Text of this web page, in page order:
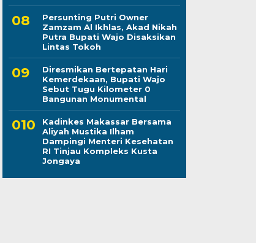
Persunting Putri Owner
Zamzam Al Ikhlas, Akad Nikah
Putra Bupati Wajo Disaksikan
Lintas Tokoh
Diresmikan Bertepatan Hari
Kemerdekaan, Bupati Wajo
Sebut Tugu Kilometer 0
Bangunan Monumental
Kadinkes Makassar Bersama
Aliyah Mustika Ilham
Dampingi Menteri Kesehatan
RI Tinjau Kompleks Kusta
Jongaya